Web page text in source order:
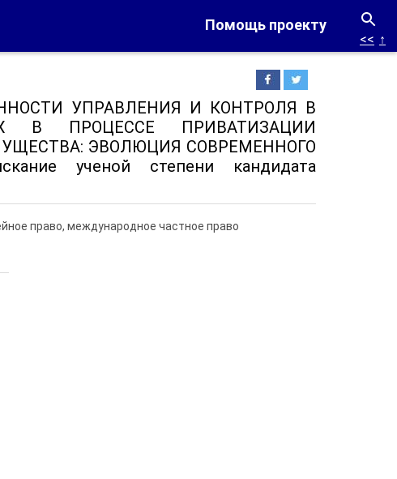
Помощь проекту
<< ↑
УПРАВЛЕНИЯ И КОНТРОЛЯ В
В ПРОЦЕССЕ ПРИВАТИЗАЦИИ
ЭВОЛЮЦИЯ СОВРЕМЕННОГО
ученой степени кандидата
право, международное частное право